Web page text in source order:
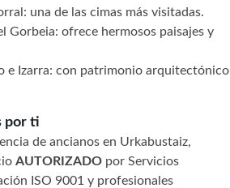
una de las cimas más visitadas.
Gorbeia: ofrece hermosos paisajes y
e Izarra: con patrimonio arquitectónico
por ti
de ancianos en Urkabustaiz,
AUTORIZADO por Servicios
ISO 9001 y profesionales